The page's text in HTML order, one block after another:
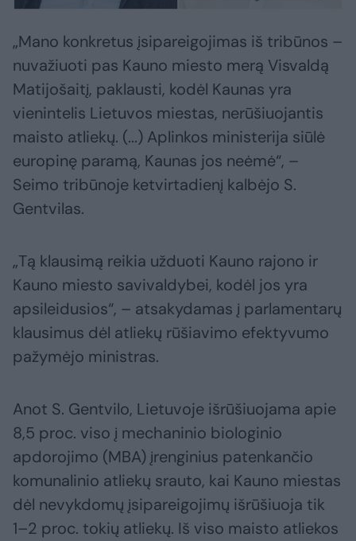
„Mano konkretus įsipareigojimas iš tribūnos –
nuvažiuoti pas Kauno miesto merą Visvaldą
Matijošaitį, paklausti, kodėl Kaunas yra
vienintelis Lietuvos miestas, nerūšiuojantis
maisto atliekų. (...) Aplinkos ministerija siūlė
europinę paramą, Kaunas jos neėmė“, –
Seimo tribūnoje ketvirtadienį kalbėjo S.
Gentvilas.
„Tą klausimą reikia užduoti Kauno rajono ir
Kauno miesto savivaldybei, kodėl jos yra
apsileidusios“, – atsakydamas į parlamentarų
klausimus dėl atliekų rūšiavimo efektyvumo
pažymėjo ministras.
Anot S. Gentvilo, Lietuvoje išrūšiuojama apie
8,5 proc. viso į mechaninio biologinio
apdorojimo (MBA) įrenginius patenkančio
komunalinio atliekų srauto, kai Kauno miestas
dėl nevykdomų įsipareigojimų išrūšiuoja tik
1–2 proc. tokių atliekų. Iš viso maisto atliekos